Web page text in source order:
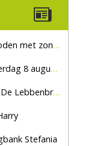
zon en droog
Haaksbergen
Stefania